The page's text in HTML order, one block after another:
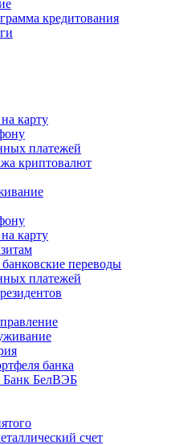
кредитования
карту
платежей
криптовалют
карту
переводы
платежей
банка
БелВЭБ
счет